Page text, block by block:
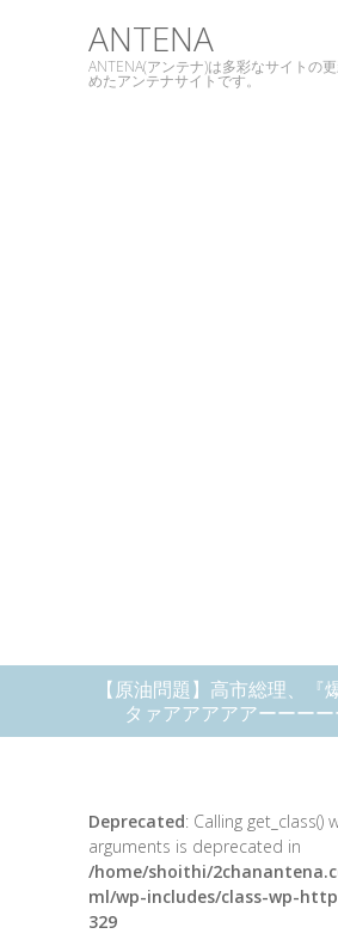
ANTENA
ANTENA(アンテナ)は多彩なサイトの
めたアンテナサイトです。
【原油問題】高市総理、『
タァアアアアアーーーー
Deprecated: Calling get_class()
arguments is deprecated in
/home/shoithi/
ml/wp-includes/class-wp-
329